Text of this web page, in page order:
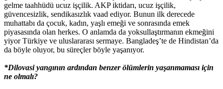
gelme taahhüdü ucuz işçilik. AKP iktidarı, ucuz işçilik,
güvencesizlik, sendikasızlık vaad ediyor. Bunun ilk derecede
muhattabı da çocuk, kadın, yaşlı emeği ve sonrasında emek
piyasasında olan herkes. O anlamda da yoksullaştırmanın ekmeğini
yiyor Türkiye ve uluslararası sermaye. Bangladeş’te de Hindistan’da
da böyle oluyor, bu süreçler böyle yaşanıyor.
*Dilovasi yangının ardından benzer ölümlerin yaşanmaması için
ne olmalı?